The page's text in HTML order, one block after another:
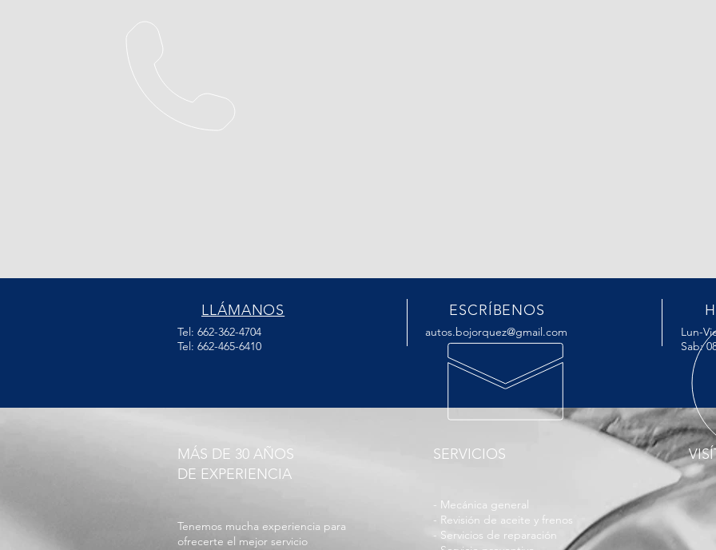
LLÁMANOS
Tel: 662-362-4704
Tel: 662-465-6410
ESCRÍBENOS
autos.bojorquez@gmail.com
Lun-
Sab:
MÁS DE 30 AÑOS
DE EXPERIENCIA
Tenemos mucha experiencia para
ofrecerte el mejor servicio
SERVICIOS
- Mecánica general
- Revisión de aceite y frenos
- Servicios de reparación